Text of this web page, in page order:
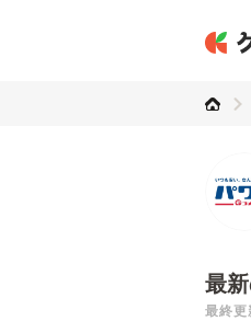
最
最終